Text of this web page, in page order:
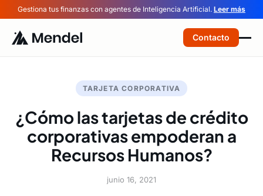
Gestiona tus finanzas con agentes de Inteligencia Artificial. Leer más
Contacto
TARJETA CORPORATIVA
¿Cómo las tarjetas de crédito
corporativas empoderan a
Recursos Humanos?
junio 16, 2021